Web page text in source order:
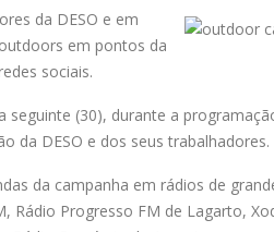
da DESO e em
em pontos da
sociais.
(30), durante a
da DESO e dos seus trabalhadores.
da campanha em rádios de
Rádio Progresso FM de Lagarto,